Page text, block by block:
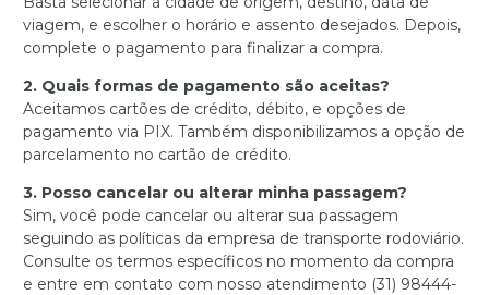
viagem, e escolher o horário e assento desejados. Depois,
complete o pagamento para finalizar a compra.
2. Quais formas de pagamento são aceitas?
Aceitamos cartões de crédito, débito, e opções de
pagamento via PIX. Também disponibilizamos a opção de
parcelamento no cartão de crédito.
3. Posso cancelar ou alterar minha passagem?
Sim, você pode cancelar ou alterar sua passagem
seguindo as políticas da empresa de transporte rodoviário.
Consulte os termos específicos no momento da compra
e entre em contato com nosso atendimento (31) 98444-